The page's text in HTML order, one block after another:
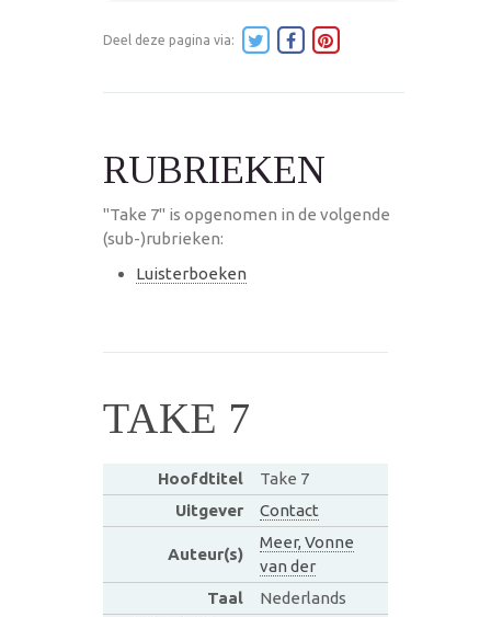
Deel deze pagina via:
RUBRIEKEN
"Take 7" is opgenomen in de volgende
(sub-)rubrieken:
Luisterboeken
TAKE 7
Hoofdtitel
Take 7
Uitgever
Contact
Auteur(s)
Meer, Vonne
van der
Taal
Nederlands